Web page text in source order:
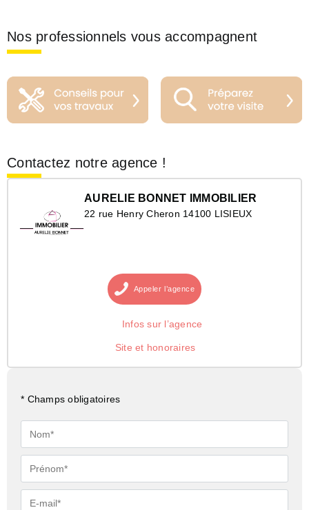
Nos professionnels vous accompagnent
Contactez notre agence !
AURELIE BONNET IMMOBILIER
22 rue Henry Cheron 14100 LISIEUX
Appeler l’agence
Infos sur l’agence
Site et honoraires
* Champs obligatoires
Nom*
Prénom*
E-